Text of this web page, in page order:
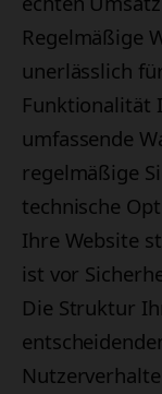
Regelmäßige
unerlässlich
Funktionalität
umfassende
regelmäßige
technische
Ihre Website
ist vor
Die Struktur